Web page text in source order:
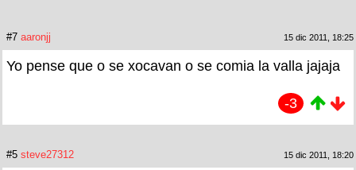
#7 aaronjj 15 dic 2011, 18:25
Yo pense que o se xocavan o se comia la valla jajaja
-3
#5 steve27312 15 dic 2011, 18:20